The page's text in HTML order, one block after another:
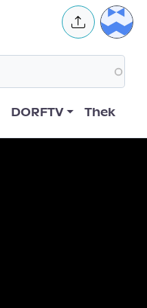
User
DORFTV Thek